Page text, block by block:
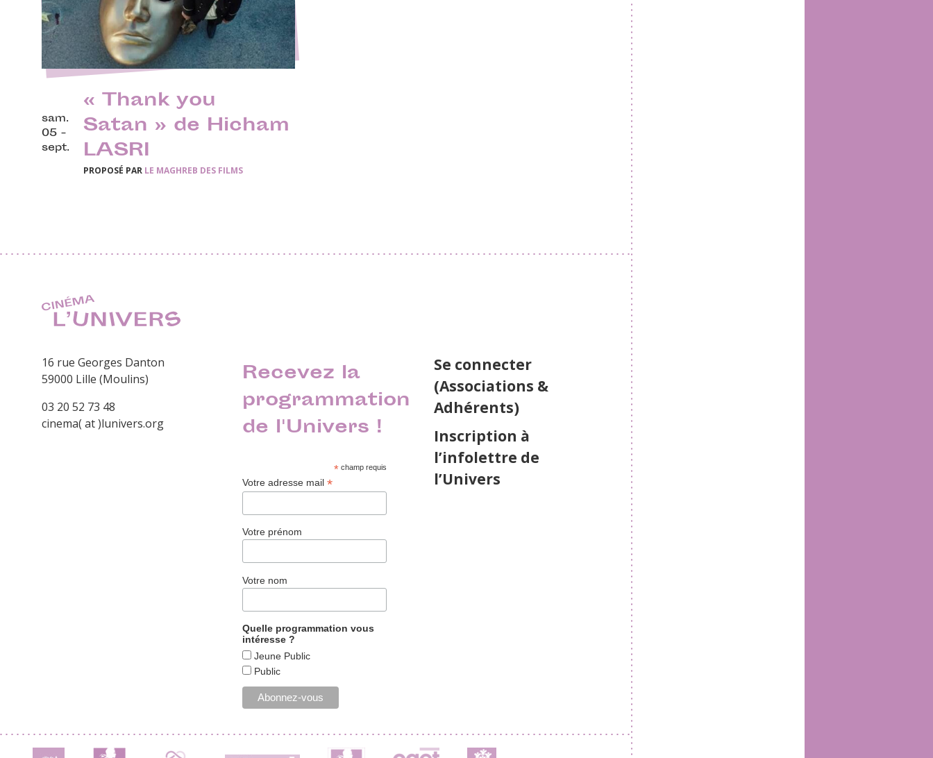
sam.
05 -
sept.
« Thank you
Satan » de Hicham
LASRI
PROPOSÉ PAR LE MAGHREB DES FILMS
16 rue Georges Danton
59000 Lille (Moulins)
03 20 52 73 48
cinema( at )lunivers.org
Recevez la
programmation
de l'Univers !
*champ requis
Votre adresse mail*
Votre prénom
Votre nom
Quelle programmation vous
intéresse ?
Jeune Public
Public
Se connecter
(Associations &
Adhérents)
Inscription à
l’infolettre de
l’Univers